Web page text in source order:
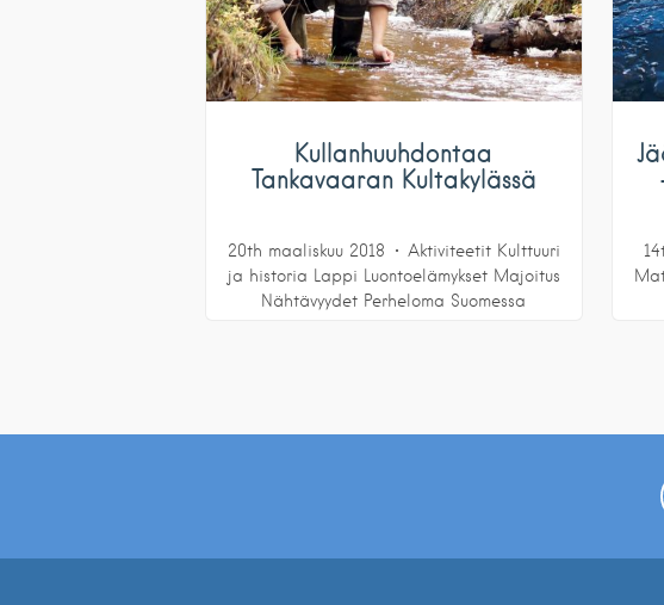
Kullanhuuhdontaa
Tankavaaran Kultakylässä
20th maaliskuu 2018 Aktiviteetit Kulttuuri
ja historia
Lappi Luontoelämykset Majoitus
Nähtävyydet Perheloma Suomessa